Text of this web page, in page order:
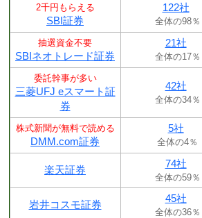
2千円もらえる
SBI証券
122社
全体の98％
抽選資金不要
SBIネオトレード証券
21社
全体の17％
委託幹事が多い
三菱UFJ eスマート証
券
42社
全体の34％
株式新聞が無料で読める
DMM.com証券
5社
全体の4％
楽天証券
74社
全体の59％
岩井コスモ証券
45社
全体の36％